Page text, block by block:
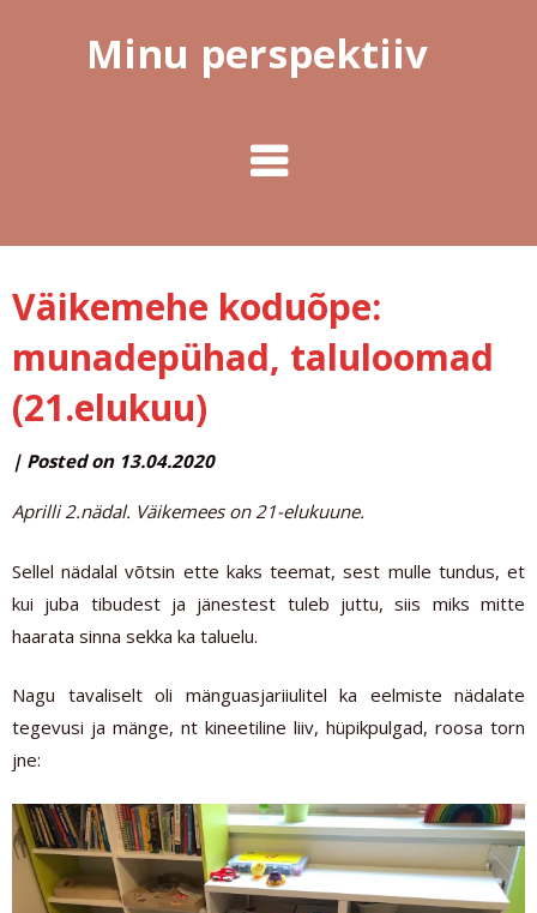
Minu perspektiiv
Väikemehe koduõpe:
munadepühad, taluloomad
(21.elukuu)
by
| Posted on 13.04.2020
Aprilli 2.nädal. Väikemees on 21-elukuune.
Sellel nädalal võtsin ette kaks teemat, sest mulle tundus, et
kui juba tibudest ja jänestest tuleb juttu, siis miks mitte
haarata sinna sekka ka taluelu.
Nagu tavaliselt oli mänguasjariiulitel ka eelmiste nädalate
tegevusi ja mänge, nt kineetiline liiv, hüpikpulgad, roosa torn
jne: